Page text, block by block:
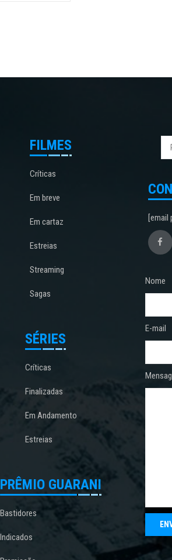
FILMES
Críticas
Em breve
Em cartaz
Estreias
Streaming
Sagas
SÉRIES
Críticas
Finalizadas
Em Andamento
Estreias
PRÊMIO GUARANI
Bastidores
Indicados
[email
Nome
E-mail